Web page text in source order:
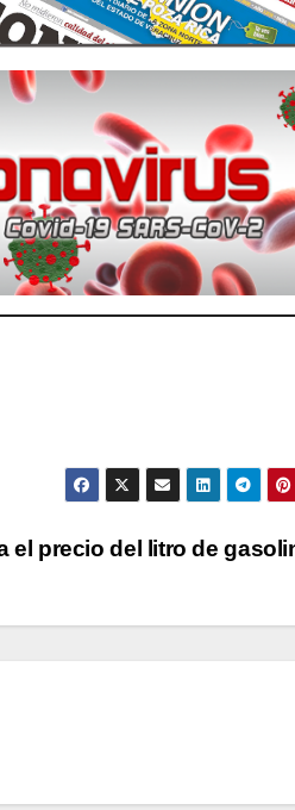
el precio del litro de